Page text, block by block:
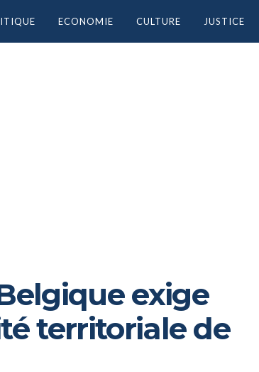
ECONOMIE CULTURE JUSTICE
exige
territoriale de